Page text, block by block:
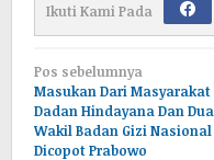
Ikuti Kami Pada
Navigasi
pos
Pos sebelumnya
Masukan Dari Masyarakat
Dadan Hindayana Dan Dua
Wakil Badan Gizi Nasional
Dicopot Prabowo